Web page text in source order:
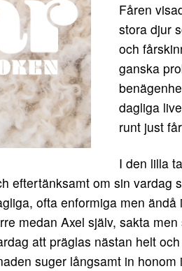
Fåren
stora djur
och
ganska
dagliga
runt just
I den lilla
eftertänksamt om sin vardag
ofta enformiga men
medan Axel själv, sakta
att präglas nästan helt
suger långsamt in